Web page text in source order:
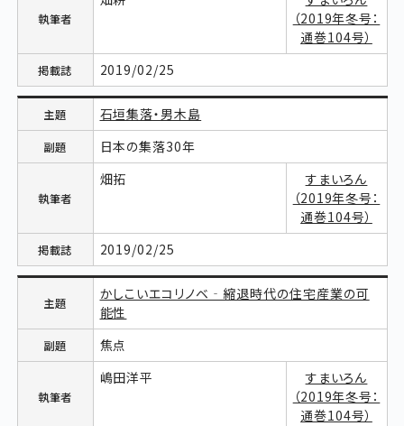
（2019年冬号：
通巻104号）
2019/02/25
石垣集落・男木島
日本の集落30年
畑拓
すまいろん
（2019年冬号：
通巻104号）
2019/02/25
かしこいエコリノベ‐縮退時代の住宅産業の可
能性
焦点
嶋田洋平
すまいろん
（2019年冬号：
通巻104号）